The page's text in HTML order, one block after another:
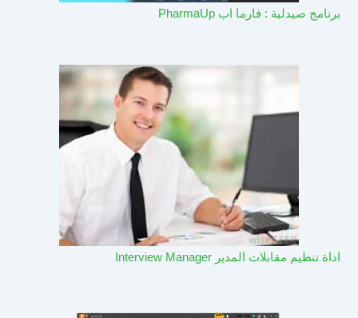
برنامج صيدلية : فارما اب PharmaUp​
اداة تنظيم مقابلات المدير Interview Manager